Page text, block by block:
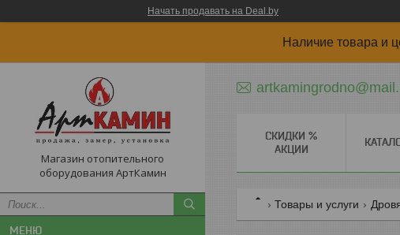
Начать продавать на Deal.by
Наличие товара и
Магазин отопительного
оборудования АртКамин
СКИДКИ %
АКЦИИ
Товары и услуги